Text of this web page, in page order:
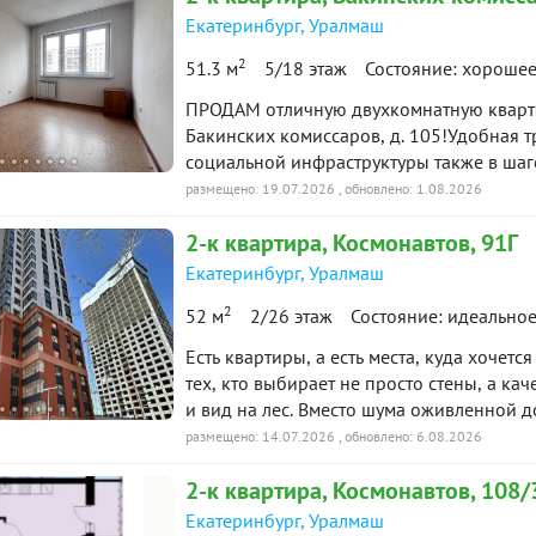
Екатеринбург, Уралмаш
51.3 м2 5/18 этаж Состояние: хорошее
ПРОДАМ отличную двухкомнатную
Бакинских комиссаров, д. 105!Удобная
социальной инфраструктуры также в
зеленый двор, детская
прописан, ключи на сделке! ID объекта
размещено: 19.07.2026 , обновлено: 1.08.2026
2-к квартира, Космонавтов, 91Г
Екатеринбург, Уралмаш
52 м2 2/26 этаж Состояние: идеальное
Есть квартиры, а есть места, куда
тех, кто выбирает не просто стены, а
и вид на лес. Вместо шума оживленной
ощущение, будто природа стала частью
принимать гостей;✨ две уютные
окна выходят во двор и на лесной
размещено: 14.07.2026 , обновлено: 6.08.2026
2-к квартира, Космонавтов, 108/
Екатеринбург, Уралмаш